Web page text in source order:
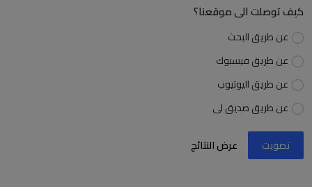
كيف توصلت الى موقعنا؟
عن طريق البحث
عن طريق فيسبوك
عن طريق اليوتيوب
عن طريق صديق لى
تصويت عرض النتائج